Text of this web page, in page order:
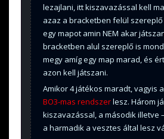
lezajlani, itt kiszavazással kell
azaz a bracketben felül
egy mapot amin NEM akar
bracketben alul szereplő is
megy amíg egy map marad, és
azon kell játszani.
Amikor 4 játékos maradt, vagyis
BO3-mas rendszerlesz. Három
kiszavazással, a második illetve
a harmadik a vesztes által lesz